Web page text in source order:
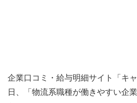
企業口コミ・給与明細サイト「キ
日、「物流系職種が働きやすい企